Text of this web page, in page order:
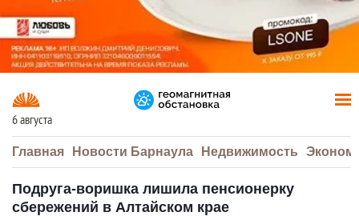
6 августа
Главная Новости Барнаула Недвижимость
Подруга-воришка лишила пенсионерку
сбережений в Алтайском крае